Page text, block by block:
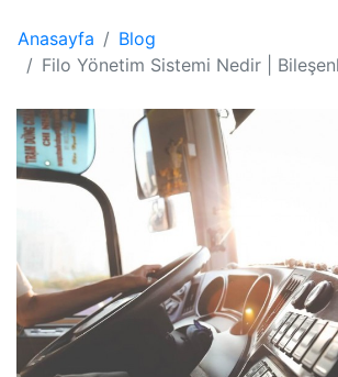
Anasayfa
Blog
Filo Yönetim Sistemi Nedir |